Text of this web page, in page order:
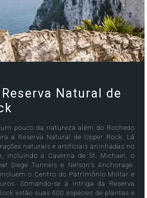
Natural de
pouco da natureza além do Rochedo
a Reserva Natural de Upper Rock. Lá
naturais e artificiais aninhadas no
incluindo a Caverna de St. Michael, o
Siege Tunnels e Nelson's Anchorage.
o Centro do Patrimônio Militar e
Somando-se à intriga da Reserva
estão suas 600 espécies de plantas e